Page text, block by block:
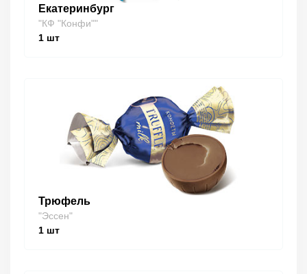
Екатеринбург
"КФ "Конфи""
1 шт
Трюфель
"Эссен"
1 шт